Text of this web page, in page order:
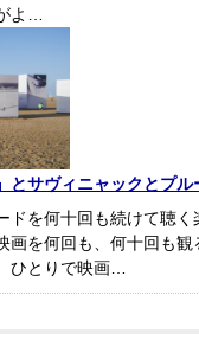
よ…
とサヴィニャックとプ
ドを何十回も続けて聴
画を何回も、何十回も
ひとりで映画…